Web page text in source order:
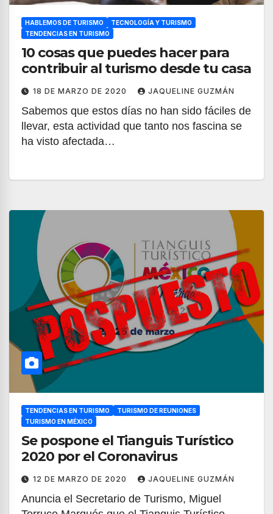
HABLEMOS DE TURISMO
TECNOLOGÍA Y TURISMO
TENDENCIAS EN TURISMO
10 cosas que puedes hacer para
contribuir al turismo desde tu casa
18 DE MARZO DE 2020 JAQUELINE GUZMÁN
Sabemos que estos días no han sido fáciles de
llevar, esta actividad que tanto nos fascina se
ha visto afectada…
TENDENCIAS EN TURISMO
TURISMO DE REUNIONES
TURISMO EN MÉXICO
Se pospone el Tianguis Turístico
2020 por el Coronavirus
12 DE MARZO DE 2020 JAQUELINE GUZMÁN
Anuncia el Secretario de Turismo, Miguel